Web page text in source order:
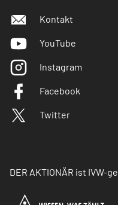
Kontakt
YouTube
Instagram
Facebook
Twitter
DER AKTIONÄR ist IVW-